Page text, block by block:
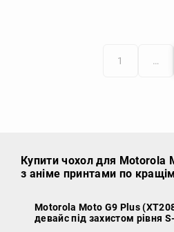
1 …
Купити чохол для Motorola
з аніме принтами по
Motorola Moto G9 Plus
девайс під захистом рівня